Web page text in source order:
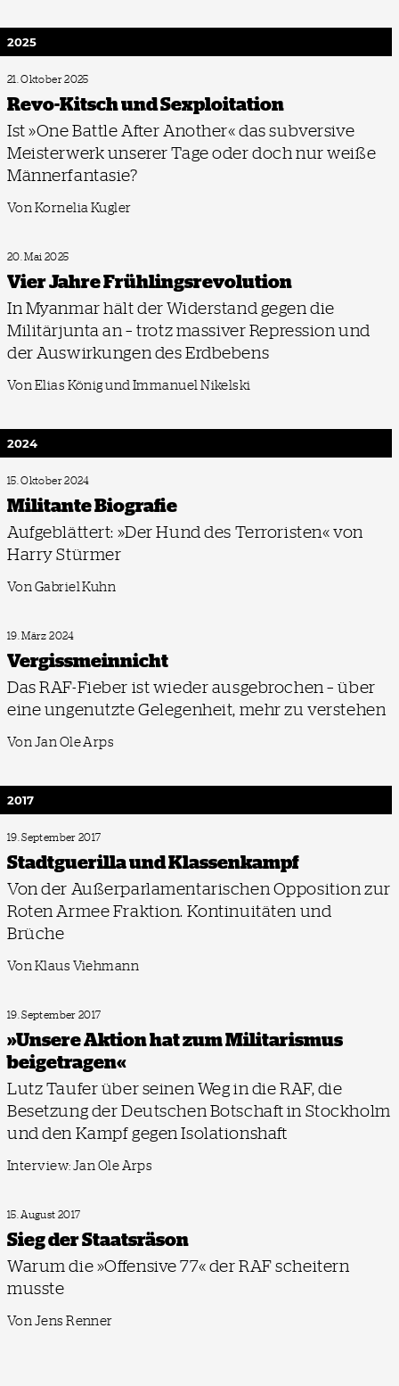
2025
21. Oktober 2025
Revo-Kitsch und Sex­ploitation
Ist »One Battle After Another« das subversive
Meisterwerk unserer Tage oder doch nur weiße
Männerfantasie?
Von Kornelia Kugler
20. Mai 2025
Vier Jahre Frühlings­revolution
In Myanmar hält der Widerstand gegen die
Militärjunta an – trotz massiver Repression und
der Auswirkungen des Erdbebens
Von Elias König und Immanuel Nikelski
2024
15. Oktober 2024
Militante Biografie
Aufgeblättert: »Der Hund des Terroristen« von
Harry Stürmer
Von Gabriel Kuhn
19. März 2024
Vergissmeinnicht
Das RAF-Fieber ist wieder ausgebrochen – über
eine ungenutzte Gelegenheit, mehr zu verstehen
Von Jan Ole Arps
2017
19. September 2017
Stadtguerilla und Klassenkampf
Von der Außerparlamentarischen Opposition zur
Roten Armee Fraktion. Kontinuitäten und
Brüche
Von Klaus Viehmann
19. September 2017
»Unsere Aktion hat zum Militarismus
beigetragen«
Lutz Taufer über seinen Weg in die RAF, die
Besetzung der Deutschen Botschaft in Stockholm
und den Kampf gegen Isolationshaft
Interview: Jan Ole Arps
15. August 2017
Sieg der Staatsräson
Warum die »Offensive 77« der RAF scheitern
musste
Von Jens Renner